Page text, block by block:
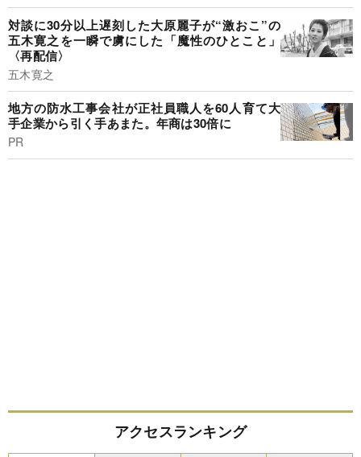
対談に30分以上遅刻した大原麗子が“激おこ”の
五木寛之を一瞬で虜にした「魔性のひとこと」
〈再配信〉
五木寛之
地方の防水工事会社が正社員職人を60人育て大
手企業から引く手あまた。年商は30倍に
PR
アクセスランキング